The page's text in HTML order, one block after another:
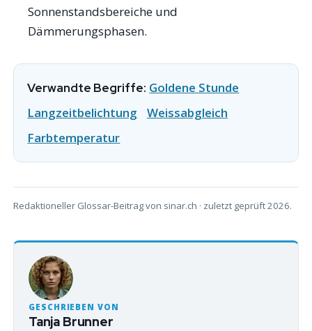
Sonnenstandsbereiche und
Dämmerungsphasen.
Verwandte Begriffe: Goldene Stunde
Langzeitbelichtung
Weissabgleich
Farbtemperatur
Redaktioneller Glossar-Beitrag von sinar.ch · zuletzt geprüft 2026.
GESCHRIEBEN VON
Tanja Brunner